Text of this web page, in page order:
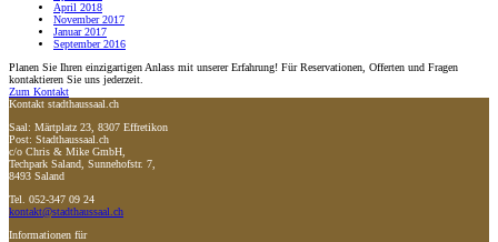
April 2018
November 2017
Januar 2017
September 2016
Planen Sie Ihren einzigartigen Anlass mit unserer Erfahrung! Für Reservationen, Offerten und Fragen
kontaktieren Sie uns jederzeit.
Zum Kontakt
Kontakt stadthaussaal.ch
Saal: Märtplatz 23, 8307 Effretikon
Post: Stadthaussaal.ch
c/o Chris & Mike GmbH,
Techpark Saland, Sunnehofstr. 7,
8493 Saland
Tel. 052-347 09 24
kontakt@stadthaussaal.ch
Informationen für